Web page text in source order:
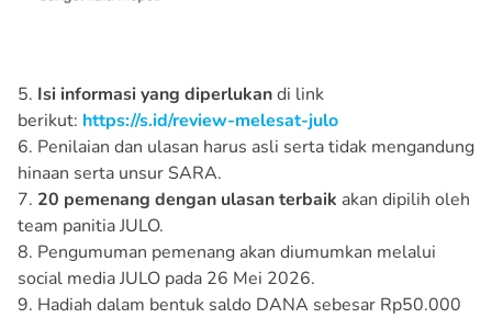
5. Isi informasi yang diperlukandi link
berikut: https://s.id/review-melesat-julo
6. Penilaian dan ulasan harus asli serta tidak mengandung
hinaan serta unsur SARA.
7. 20 pemenang dengan ulasan terbaik akan dipilih oleh
team panitia JULO.
8. Pengumuman pemenang akan diumumkan melalui
social media JULO pada 26 Mei 2026.
9. Hadiah dalam bentuk saldo DANA sebesar Rp50.000